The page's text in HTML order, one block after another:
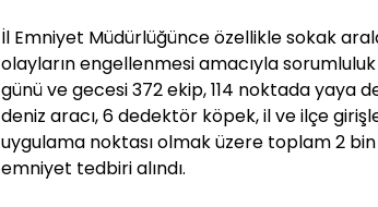
İl Emniyet Müdürlüğünce özellikle sokak
olayların engellenmesi amacıyla sorumluluk
günü ve gecesi 372 ekip, 114 noktada yaya
deniz aracı, 6 dedektör köpek, il ve ilçe
uygulama noktası olmak üzere toplam 2
emniyet tedbiri alındı.